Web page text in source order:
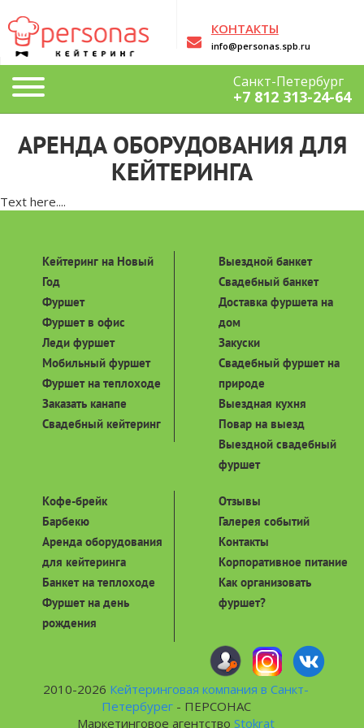
КОНТАКТЫ
info@personas.spb.ru
Санкт-Петербург
+7 812 313-24-64
АРЕНДА ОБОРУДОВАНИЯ ДЛЯ
КЕЙТЕРИНГА
Text here....
Кейтеринг на Новый
Год
Фуршет
Фуршет в офис
Леди фуршет
Мобильный фуршет
Фуршет на теплоходе
Заказать канапе
Свадебный кейтеринг
Выездной банкет
Свадебный банкет
Доставка фуршета на
дом
Закуски
Свадебный фуршет на
природе
Выездная кухня
Повар на выезд
Выездной свадебный
фуршет
Кофе-брейк
Барбекю
Аренда оборудования
для кейтеринга
Банкет на теплоходе
Фуршет на день
рождения
Отзывы
Галерея событий
Контакты
Корпоративное питание
Как организовать
фуршет?
2010-2026 Кейтеринговая компания в Санкт-
Петербурег- ПЕРСОНАС
Маркетинговое агентство Stokrat